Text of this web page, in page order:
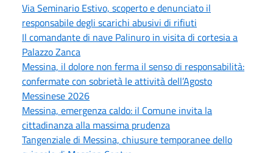
Via Seminario Estivo, scoperto e denunciato il
responsabile degli scarichi abusivi di rifiuti
Il comandante di nave Palinuro in visita di cortesia a
Palazzo Zanca
Messina, il dolore non ferma il senso di responsabilità:
confermate con sobrietà le attività dell’Agosto
Messinese 2026
Messina, emergenza caldo: il Comune invita la
cittadinanza alla massima prudenza
Tangenziale di Messina, chiusure temporanee dello